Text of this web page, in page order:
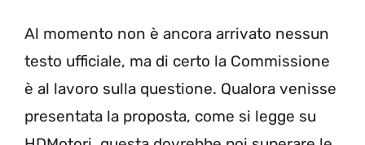
Al momento non è ancora arrivato nessun
testo ufficiale, ma di certo la Commissione
è al lavoro sulla questione. Qualora venisse
presentata la proposta, come si legge su